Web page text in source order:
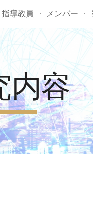
Skip
指導教員 メンバー
内容